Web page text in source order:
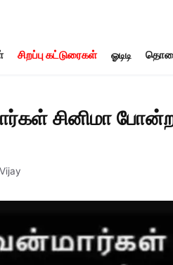
சிறப்பு கட்டுரைகள் ஓடிடி
சினிமா
Vijay